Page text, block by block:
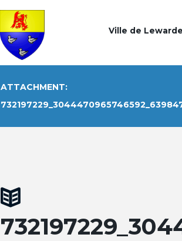
Ville de Lewarde
ATTACHMENT: